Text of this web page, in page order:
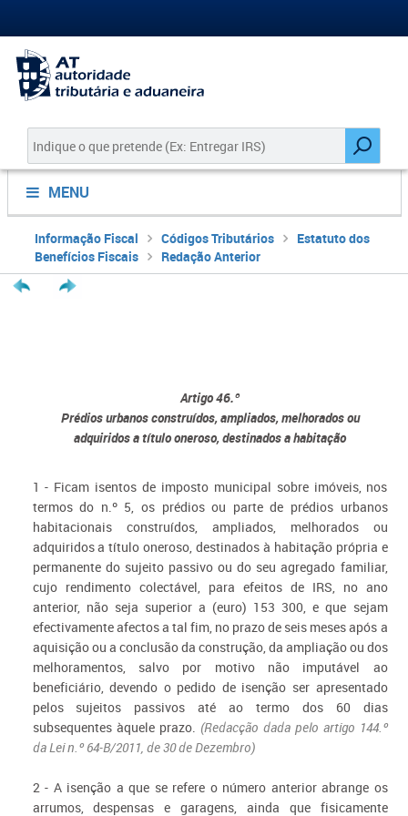
MENU
Informação Fiscal Códigos Tributários
Estatuto dos
Benefícios Fiscais
Redação Anterior
Artigo 46.º
Prédios urbanos construídos, ampliados, melhorados ou
adquiridos a título oneroso, destinados a habitação
1 - Ficam isentos de imposto municipal sobre imóveis, nos
termos do n.º 5, os prédios ou parte de prédios urbanos
habitacionais construídos, ampliados, melhorados ou
adquiridos a título oneroso, destinados à habitação própria e
permanente do sujeito passivo ou do seu agregado familiar,
cujo rendimento colectável, para efeitos de IRS, no ano
anterior, não seja superior a (euro) 153 300, e que sejam
efectivamente afectos a tal fim, no prazo de seis meses após a
aquisição ou a conclusão da construção, da ampliação ou dos
melhoramentos, salvo por motivo não imputável ao
beneficiário, devendo o pedido de isenção ser apresentado
pelos sujeitos passivos até ao termo dos 60 dias
subsequentes àquele prazo. (Redacção dada pelo artigo 144.º
da Lei n.º 64-B/2011, de 30 de Dezembro)
2 - A isenção a que se refere o número anterior abrange os
arrumos, despensas e garagens, ainda que fisicamente